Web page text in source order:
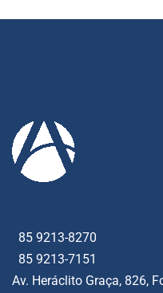
85 9213-8270
85 9213-7151
Av. Heráclito Graça, 826,